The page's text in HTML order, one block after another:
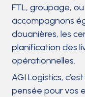
FTL, groupage,
accompagnons
douanières, les
planification des
opérationnelles.
AGI Logistics,
pensée pour vos